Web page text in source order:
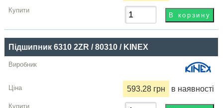
грн
Купити
Підшипник 6310 2ZR / 80310 / KINEX
593.28 грн в наявності